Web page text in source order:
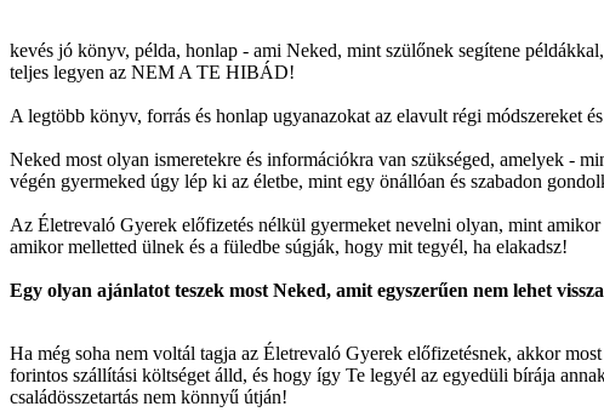
kevés jó könyv, példa, honlap - ami Neked, mint szülőnek segítene
teljes legyen az NEM A TE HIBÁD!
A legtöbb könyv, forrás és honlap ugyanazokat az elavult régi módszereket
Neked most olyan ismeretekre és információkra van szükséged, amelyek -
végén gyermeked úgy lép ki az életbe, mint egy önállóan és szabadon
Az Életrevaló Gyerek előfizetés nélkül gyermeket nevelni olyan, mint
amikor melletted ülnek és a füledbe súgják, hogy mit tegyél, ha elakadsz!
Egy olyan ajánlatot teszek most Neked, amit egyszerűen nem lehet
Ha még soha nem voltál tagja az Életrevaló Gyerek előfizetésnek, akkor
forintos szállítási költséget álld, és hogy így Te legyél az egyedüli bírája
családösszetartás nem könnyű útján!